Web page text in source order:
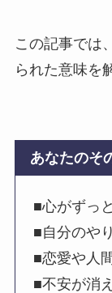
この記事では
られた意味を
あなたのそ
■心がずっ
■自分のや
■恋愛や人
■不安が消